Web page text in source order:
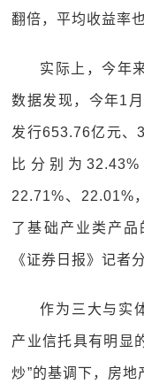
翻倍，平均收益率
实际上，今年
数据发现，今年1
发行653.76亿元、
比分别为
22.71%、22.01%
了基础产业类产品
《证券日报》记者
作为三大与实
产业信托具有明显
炒”的基调下，房